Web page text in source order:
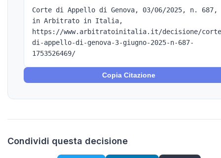
Corte di Appello di Genova, 03/06/2025, n. 687,
in Arbitrato in Italia,
https://www.arbitratoinitalia.it/decisione/
di-appello-di-genova-3-giugno-2025-n-687-
1753526469/
Copia Citazione
Condividi questa decisione